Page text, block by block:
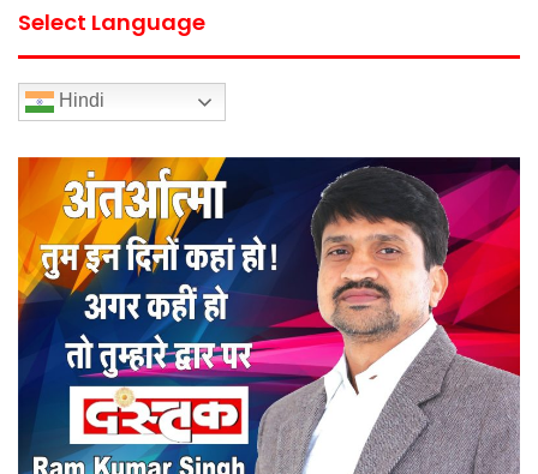
Select Language
Hindi